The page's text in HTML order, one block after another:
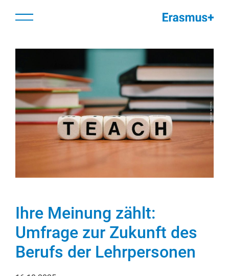
springen
Inhalt
Menü
Ihre Meinung zählt:
Umfrage zur Zukunft des
Berufs der Lehrpersonen